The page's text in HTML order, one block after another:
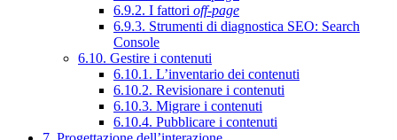
6.9.2. I fattori off-page
6.9.3. Strumenti di diagnostica SEO: Search
Console
6.10. Gestire i contenuti
6.10.1. L’inventario dei contenuti
6.10.2. Revisionare i contenuti
6.10.3. Migrare i contenuti
6.10.4. Pubblicare i contenuti